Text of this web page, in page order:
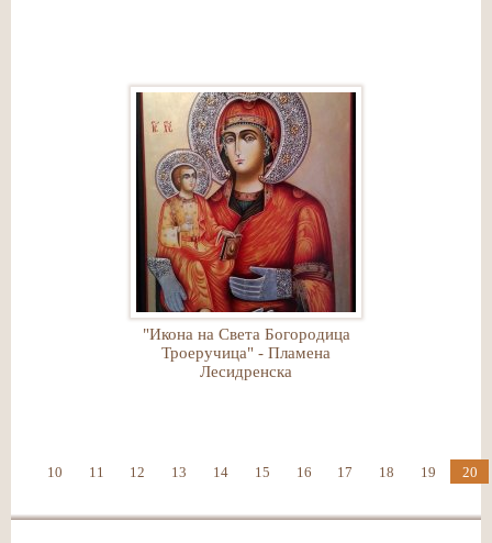
"Икона на Света Богородица
Троеручица" - Пламена
Лесидренска
10 11 12 13 14 15 16 17 18 19 20